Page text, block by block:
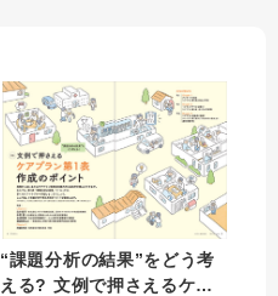
“課題分析の結果”をどう考
える? 文例で押さえるケア